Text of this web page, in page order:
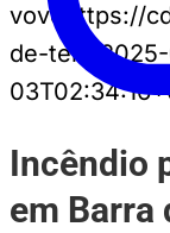
vovo
https://
de-tela-
Incêndio
em Barra